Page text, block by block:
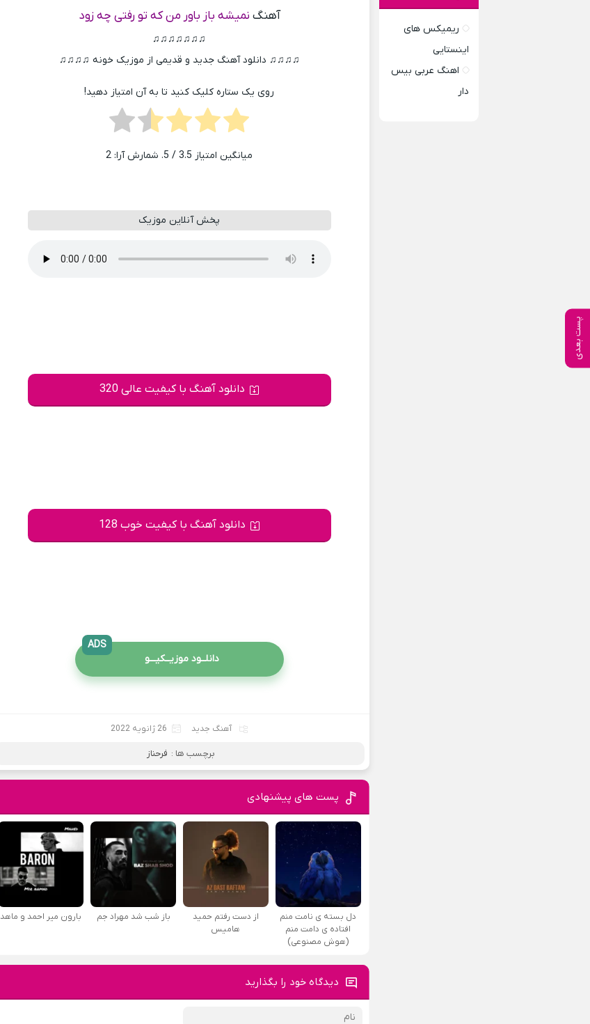
پست بعدی
آهنگ نمیشه باز باور من که تو رفتی چه زود
♫♫♫♫♫♫♫
♫♫♫♫ دانلود آهنگ جدید و قدیمی از موزیک خونه ♫♫♫♫
روی یک ستاره کلیک کنید تا به آن امتیاز دهید!
میانگین امتیاز 3.5/ 5. شمارش آرا: 2
پخش آنلاین موزیک
دانلود آهنگ با کیفیت عالی 320
دانلود آهنگ با کیفیت خوب 128
دانلــود موزیــکیـــو
ADS
آهنگ جدید 26 ژانویه 2022
برچسب ها : فرحناز
پست های پیشنهادی
دل بسته ی نامت منم
افتاده ی دامت منم
(هوش مصنوعی)
از دست رفتم حمید
هامیس
باز شب شد مهراد جم بارون میر احمد و ماهد
دیدگاه خود را بگذارید
ریمیکس های
اینستایی
اهنگ عربی بیس
دار